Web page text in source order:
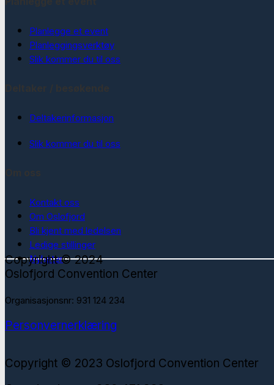
Planlegge et event
Planleggingsverktøy
Slik kommer du til oss
Deltakerinformasjon
Slik kommer du til oss
Kontakt oss
Om Oslofjord
Bli kjent med ledelsen
Ledige stillinger
Nyheter
Copyright © 2024
Oslofjord Convention Center
Organisasjonsnr: 931 124 234
Personvernerklæring
Copyright © 2023 Oslofjord Convention Center